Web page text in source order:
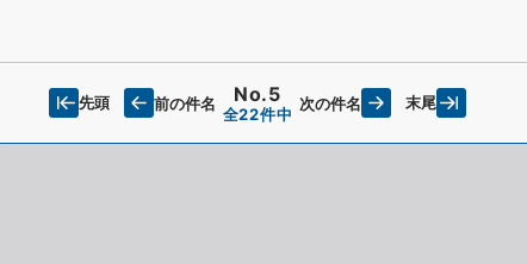
先頭 前の件名 No.5
全22件中
次の件名 末尾